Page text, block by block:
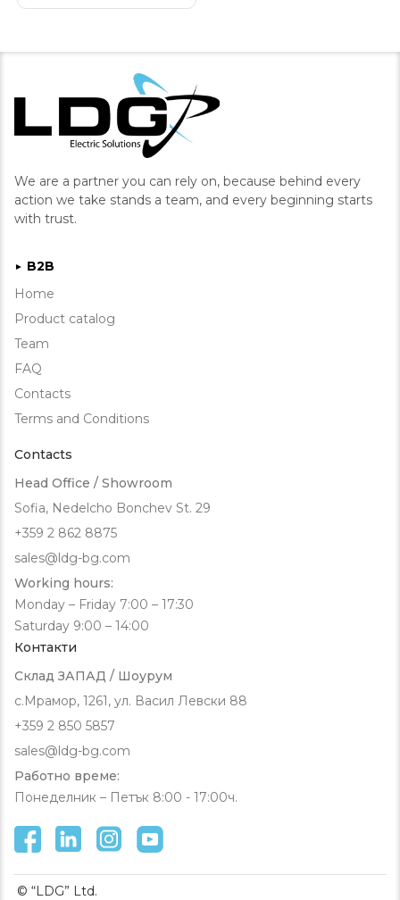
We are a partner you can rely on, because behind every
action we take stands a team, and every beginning starts
with trust.
► B2B
Home
Product catalog
Team
FAQ
Contacts
Terms and Conditions
Contacts
Head Office / Showroom
Sofia, Nedelcho Bonchev St. 29
+359 2 862 8875
sales@ldg-bg.com
Working hours:
Monday – Friday 7:00 – 17:30
Saturday 9:00 – 14:00
Контакти
Склад ЗАПАД / Шоурум
с.Мрамор, 1261, ул. Васил Левски 88
+359 2 850 5857
sales@ldg-bg.com
Работно време:
Понеделник – Петък 8:00 - 17:00ч.
© “LDG” Ltd.